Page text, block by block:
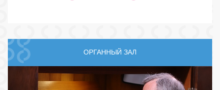
ОРГАННЫЙ ЗАЛ